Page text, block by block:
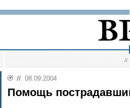
//
// 08.09.2004
Помощь